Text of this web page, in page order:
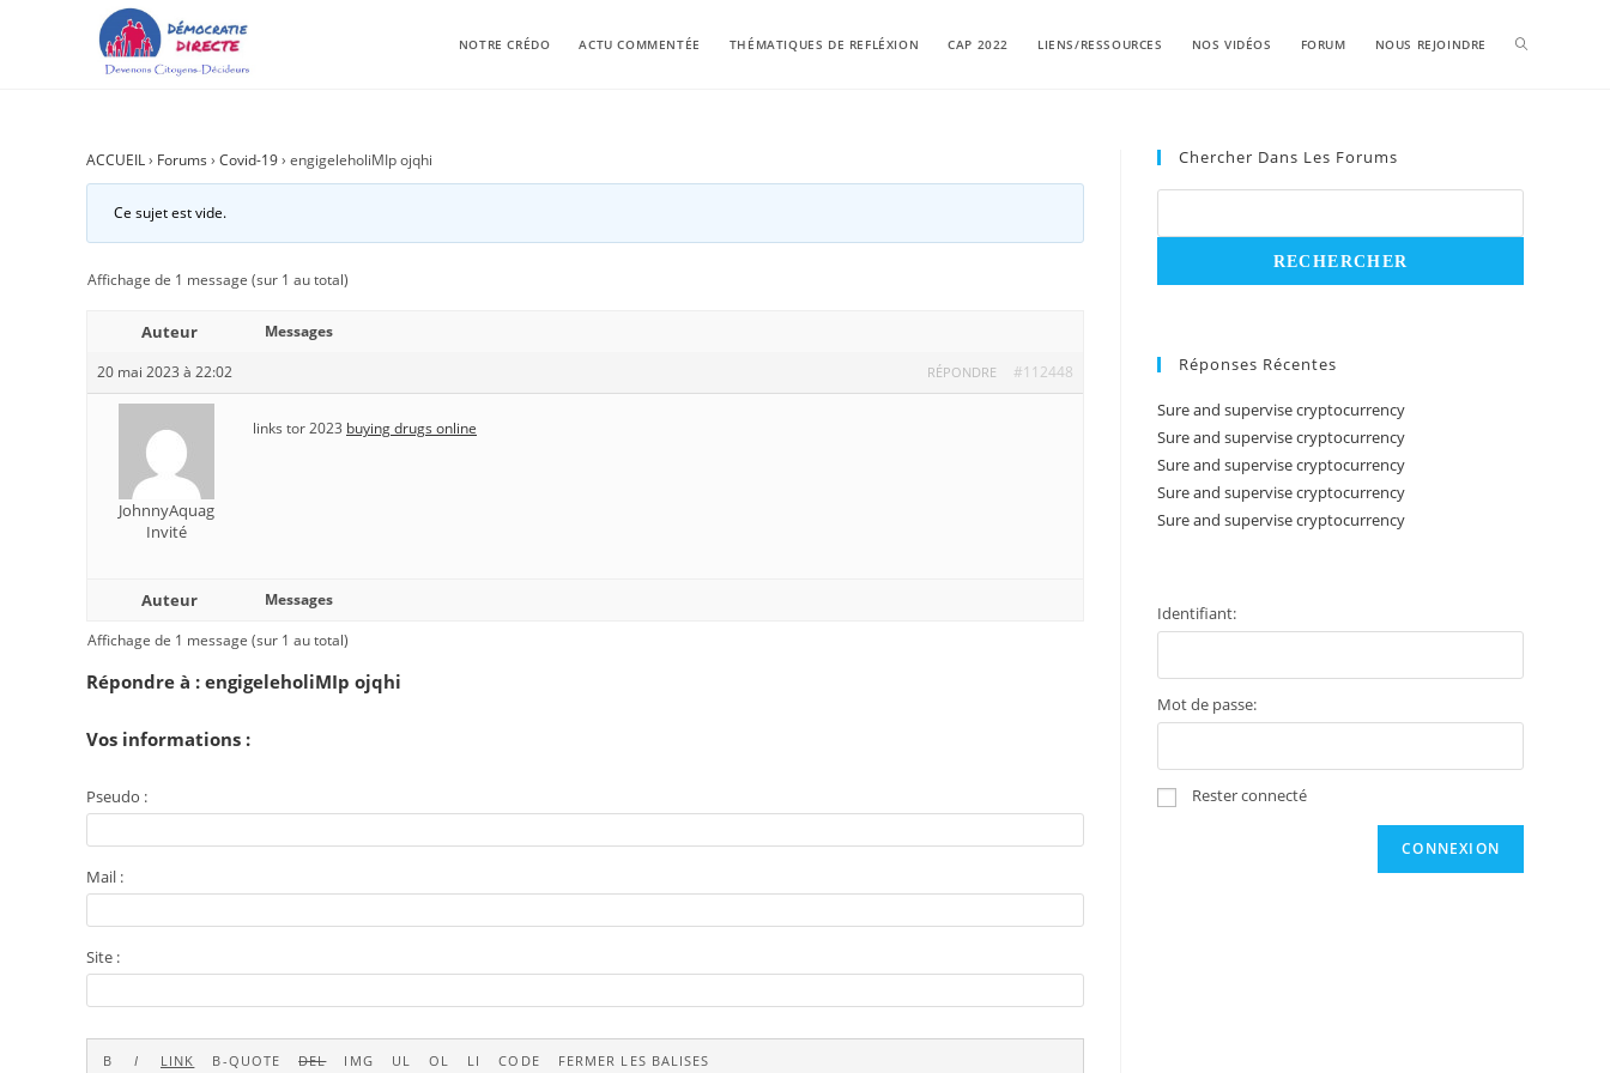
NOTRE CRÉDO ACTU COMMENTÉE THÉMATIQUES DE REFLÉXION CAP 2022 LIENS/RESSOURCES NOS VIDÉOS FORUM NOUS REJOINDRE
ACCUEIL› Forums › Covid-19› engigeleholiMIp ojqhi
Ce sujet est vide.
Affichage de 1 message (sur 1 au total)
Auteur
Messages
20 mai 2023 à 22:02
#112448
RÉPONDRE
JohnnyAquag
Invité
links tor 2023 buying drugs online
Auteur
Messages
Affichage de 1 message (sur 1 au total)
Répondre à : engigeleholiMIp ojqhi
Vos informations :
Pseudo :
Mail :
Site :
Chercher Dans Les Forums
Réponses Récentes
Sure and supervise cryptocurrency
Sure and supervise cryptocurrency
Sure and supervise cryptocurrency
Sure and supervise cryptocurrency
Sure and supervise cryptocurrency
Identifiant:
Mot de passe:
Rester connecté
CONNEXION